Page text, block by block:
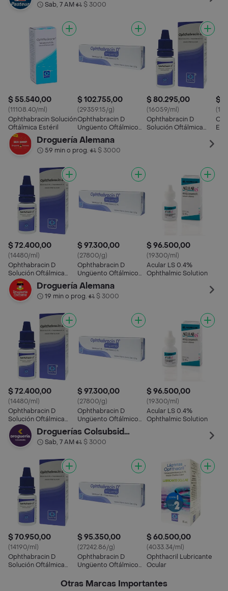
Sab, 7 AM• $ 3000
$ 55.540,00
(11108.40/ml)
Ophthabracin Solución
Oftálmica Estéril
$ 102.755,00
(29359.15/g)
Ophthabracin D
Ungüento Oftálmico
(0.3 % / 0.1 %)
$ 80.295,00
(16059/ml)
Ophthabracin D
Solución Oftálmica
$
Droguería Alemana
59 min o prog.• $ 3000
$ 72.400,00
(14480/ml)
Ophthabracin D
Solución Oftálmica
Esteril (0.3% / 0.1 %) 5
mL
$ 97.300,00
(27800/g)
Ophthabracin D
Ungüento Oftálmico
(0.3 % / 0.1 %)
$ 96.500,00
(19300/ml)
Acular LS 0.4%
Ophthalmic Solution
Droguería Alemana
19 min o prog.• $ 3000
$ 72.400,00
(14480/ml)
Ophthabracin D
Solución Oftálmica
Esteril (0.3% / 0.1 %) 5
mL
$ 97.300,00
(27800/g)
Ophthabracin D
Ungüento Oftálmico
(0.3 % / 0.1 %)
$ 96.500,00
(19300/ml)
Acular LS 0.4%
Ophthalmic Solution
Droguerías Colsubsidio
Sab, 7 AM• $ 3000
$ 70.950,00
(14190/ml)
Ophthabracin D
Solución Oftálmica
$ 95.350,00
(27242.86/g)
Ophthabracin D
Ungüento Oftálmico
$ 60.500,00
(4033.34/ml)
Ophthacril Lubricante
Ocular
Otras Marcas Importantes